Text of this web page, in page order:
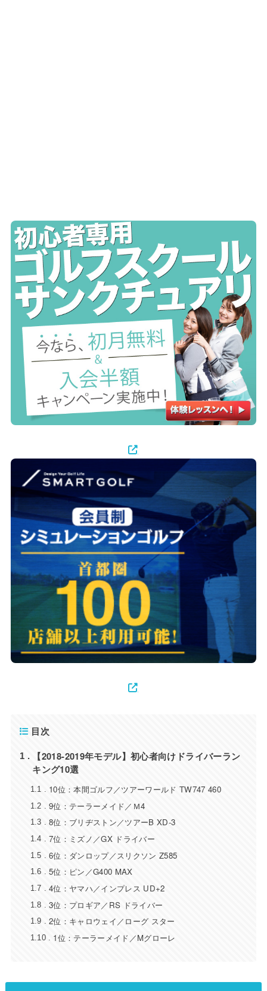
目次
1
【2018-2019年モデル】初心者向けドライバーラン
キング10選
1.1 10位：本間ゴルフ／ツアーワールド TW747 460
1.2 9位：テーラーメイド／Ｍ4
1.3 8位：ブリヂストン／ツアーB XD-3
1.4 7位：ミズノ／GX ドライバー
1.5 6位：ダンロップ／スリクソン Z585
1.6 5位：ピン／G400 MAX
1.7 4位：ヤマハ／インプレス UD+2
1.8 3位：プロギア／RS ドライバー
1.9 2位：キャロウェイ／ローグ スター
1.10 1位：テーラーメイド／Mグローレ